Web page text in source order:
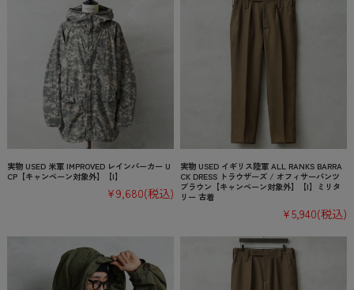
実物 USED 米軍 IMPROVED レインパーカー U
CP【キャンペーン対象外】【I】
¥9,680(税込)
実物 USED イギリス陸軍 ALL RANKS BARRA
CK DRESS トラウザーズ / オフィサーパンツ
ブラウン【キャンペーン対象外】【I】ミリタ
リー 古着
¥5,940(税込)